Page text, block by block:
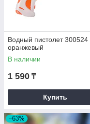
Водный пистолет 300524
оранжевый
В наличии
1 590 ₸
Купить
–63%